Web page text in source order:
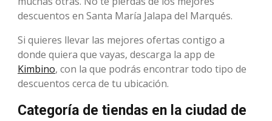
descuentos en Santa María Jalapa del Marqués.
Si quieres llevar las mejores ofertas contigo a
donde quiera que vayas, descarga la app de
Kimbino, con la que podrás encontrar todo tipo de
descuentos cerca de tu ubicación.
Categoría de tiendas en la ciudad de